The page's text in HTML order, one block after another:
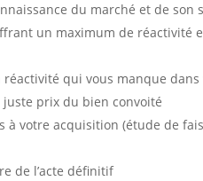
du marché et de son
un maximum de réactivité
qui vous manque
prix du bien convoité
votre acquisition (étude de
de l’acte définitif